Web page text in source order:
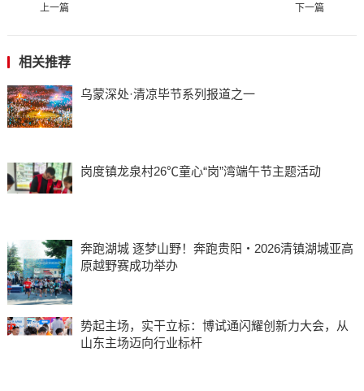
上一篇 下一篇
相关推荐
乌蒙深处·清凉毕节系列报道之一
岗度镇龙泉村26℃童心“岗”湾端午节主题活动
奔跑湖城 逐梦山野！奔跑贵阳・2026清镇湖城亚高
原越野赛成功举办
势起主场，实干立标：博试通闪耀创新力大会，从
山东主场迈向行业标杆